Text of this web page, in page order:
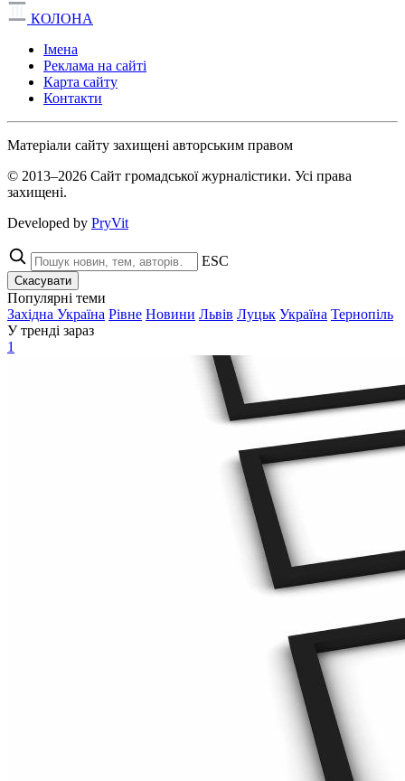
КОЛОНА
Імена
Реклама на сайті
Карта сайту
Контакти
Матеріали сайту захищені авторським правом
© 2013–2026 Сайт громадської журналістики. Усі права
захищені.
Developed by PryVit
ESC
Скасувати
Популярні теми
Західна Україна Рівне Новини Львів Луцьк Україна Тернопіль
У тренді зараз
1